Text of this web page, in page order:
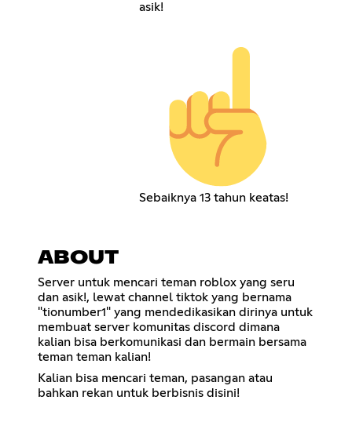
asik!
Sebaiknya 13 tahun keatas!
ABOUT
Server untuk mencari teman roblox yang seru
dan asik!, lewat channel tiktok yang bernama
"tionumber1" yang mendedikasikan dirinya untuk
membuat server komunitas discord dimana
kalian bisa berkomunikasi dan bermain bersama
teman teman kalian!
Kalian bisa mencari teman, pasangan atau
bahkan rekan untuk berbisnis disini!